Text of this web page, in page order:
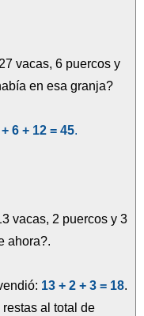
vacas, 6 puercos y
en esa granja?
6 + 12 = 45.
vacas, 2 puercos y 3
ahora?.
13 + 2 + 3 = 18.
al total de